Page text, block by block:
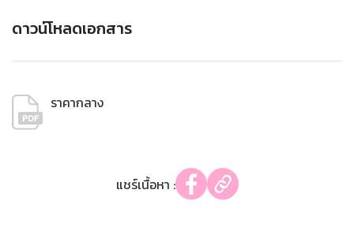
ดาวน์โหลดเอกสาร
ราคากลาง
แชร์เนื้อหา :